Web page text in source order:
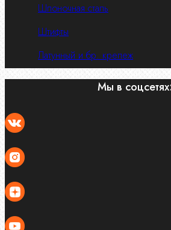
Шпоночная сталь
Штифты
Латунный и бр. крепеж
Мы в соцсетях: